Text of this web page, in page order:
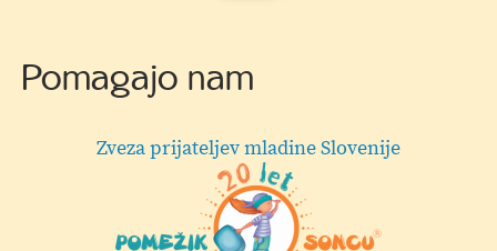
Pomagajo nam
Hermi d.o.o.